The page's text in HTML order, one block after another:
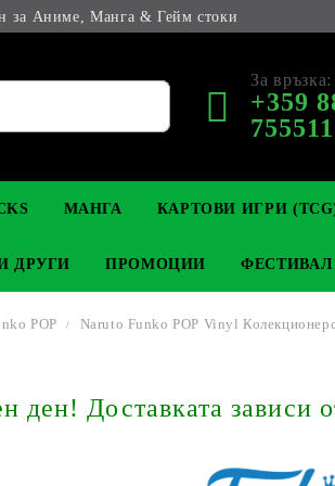
за Аниме, Манга & Гейм стоки
За връзка:
+359
YU-GI-OH! TCG
МАНГА
LIGHT NOVEL
КАРТОВИ ИГРИ
THE GATHERING
АНИМЕ ФИГУРКИ
ДРУГИ ПРОМОЦИИ
POP Naruto Funko POP Vinyl
Доставката зависи